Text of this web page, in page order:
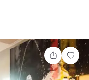
Teilen